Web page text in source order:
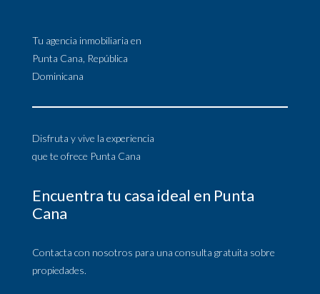
Tu agencia inmobiliaria en
Punta Cana, República
Dominicana
Disfruta y vive la experiencia
que te ofrece Punta Cana
Encuentra tu casa ideal en Punta
Cana
Contacta con nosotros para una consulta gratuita sobre
propiedades.